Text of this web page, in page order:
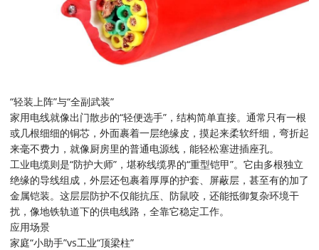
“轻装上阵”与“全副武装”
家用电线就像出门散步的“轻便选手”，结构简单直接。通常只有一根
或几根细细的铜芯，外面裹着一层绝缘皮，摸起来柔软纤细，弯折起
来毫不费力，就像厨房里的普通电源线，能轻松塞进插座孔。
工业电缆则是“防护大师”，堪称线缆界的“重型铠甲”。它由多根独立
绝缘的导线组成，外层还包裹着厚厚的护套、屏蔽层，甚至有的加了
金属铠装。这层层防护不仅能抗压、防鼠咬，还能抵御复杂环境干
扰，像地铁轨道下的供电线路，全靠它稳定工作。
应用场景
家庭“小助手”vs工业“顶梁柱”